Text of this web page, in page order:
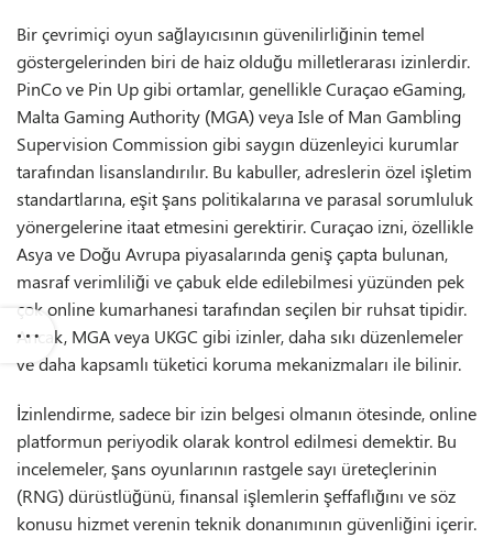
Bir çevrimiçi oyun sağlayıcısının güvenilirliğinin temel
göstergelerinden biri de haiz olduğu milletlerarası izinlerdir.
PinCo ve Pin Up gibi ortamlar, genellikle Curaçao eGaming,
Malta Gaming Authority (MGA) veya Isle of Man Gambling
Supervision Commission gibi saygın düzenleyici kurumlar
tarafından lisanslandırılır. Bu kabuller, adreslerin özel işletim
standartlarına, eşit şans politikalarına ve parasal sorumluluk
yönergelerine itaat etmesini gerektirir. Curaçao izni, özellikle
Asya ve Doğu Avrupa piyasalarında geniş çapta bulunan,
masraf verimliliği ve çabuk elde edilebilmesi yüzünden pek
çok online kumarhanesi tarafından seçilen bir ruhsat tipidir.
Ancak, MGA veya UKGC gibi izinler, daha sıkı düzenlemeler
ve daha kapsamlı tüketici koruma mekanizmaları ile bilinir.
İzinlendirme, sadece bir izin belgesi olmanın ötesinde, online
platformun periyodik olarak kontrol edilmesi demektir. Bu
incelemeler, şans oyunlarının rastgele sayı üreteçlerinin
(RNG) dürüstlüğünü, finansal işlemlerin şeffaflığını ve söz
konusu hizmet verenin teknik donanımının güvenliğini içerir.